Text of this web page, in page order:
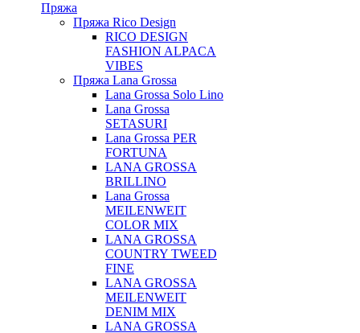
Пряжа
Пряжа Rico Design
RICO DESIGN
FASHION ALPACA
VIBES
Пряжа Lana Grossa
Lana Grossa Solo Lino
Lana Grossa
SETASURI
Lana Grossa PER
FORTUNA
LANA GROSSA
BRILLINO
Lana Grossa
MEILENWEIT
COLOR MIX
LANA GROSSA
COUNTRY TWEED
FINE
LANA GROSSA
MEILENWEIT
DENIM MIX
LANA GROSSA